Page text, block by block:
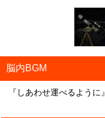
脳内BGM
『しあわせ運べるように』